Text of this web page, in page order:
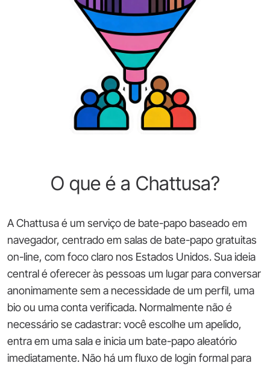
O que é a Chattusa?
A Chattusa é um serviço de bate-papo baseado em
navegador, centrado em salas de bate-papo gratuitas
on-line, com foco claro nos Estados Unidos. Sua ideia
central é oferecer às pessoas um lugar para conversar
anonimamente sem a necessidade de um perfil, uma
bio ou uma conta verificada. Normalmente não é
necessário se cadastrar: você escolhe um apelido,
entra em uma sala e inicia um bate-papo aleatório
imediatamente. Não há um fluxo de login formal para